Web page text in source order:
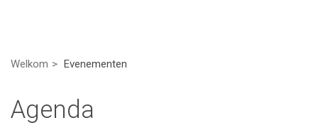
Welkom Evenementen
Agenda